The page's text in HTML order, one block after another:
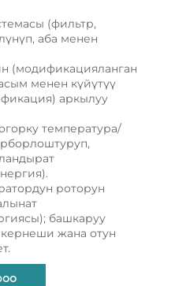
(фильтр,
аба менен
(модификацияланган
менен күйүтүү
аркылуу
температура/
роторун
башкаруу
жана отун